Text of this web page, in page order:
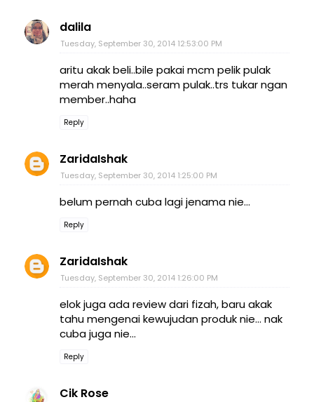
dalila
Tuesday, September 30, 2014 12:53:00 PM
aritu akak beli..bile pakai mcm pelik pulak
merah menyala..seram pulak..trs tukar ngan
member..haha
Reply
ZaridaIshak
Tuesday, September 30, 2014 1:25:00 PM
belum pernah cuba lagi jenama nie...
Reply
ZaridaIshak
Tuesday, September 30, 2014 1:26:00 PM
elok juga ada review dari fizah, baru akak
tahu mengenai kewujudan produk nie... nak
cuba juga nie...
Reply
Cik Rose